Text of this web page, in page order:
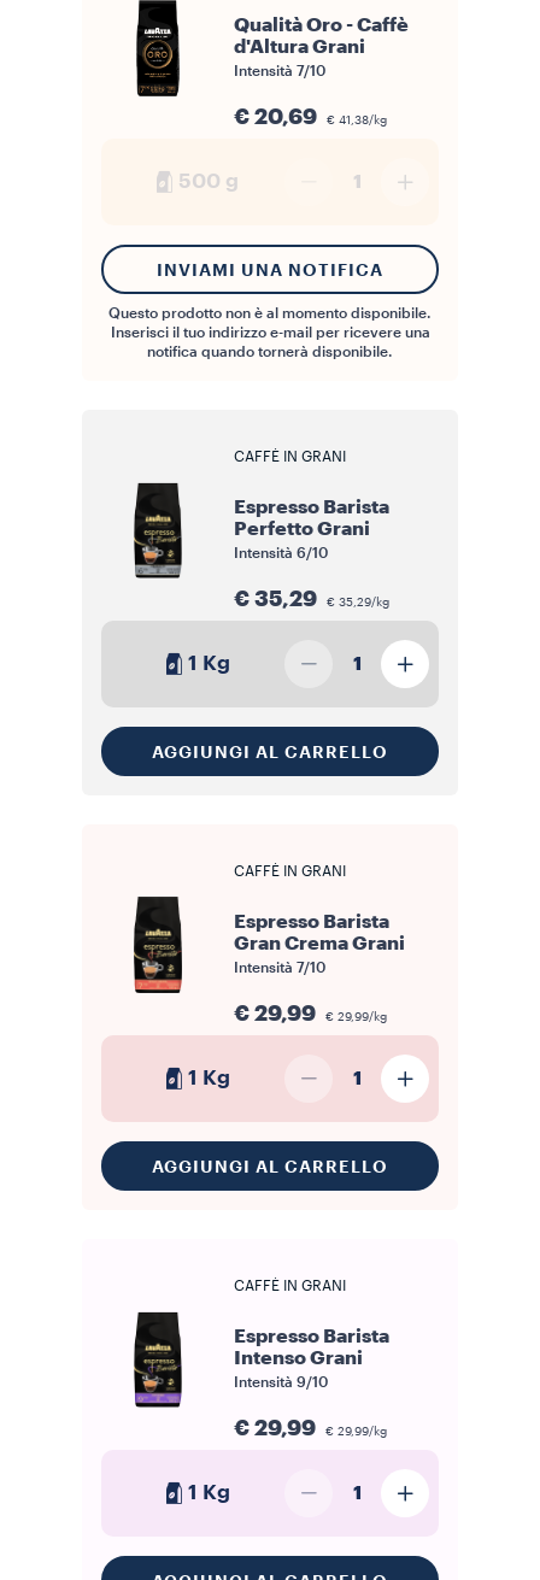
Qualità Oro - Caffè
d'Altura Grani
Intensità 7/10
€ 20,69 € 41,38/kg
500 g 1
INVIAMI UNA NOTIFICA
Questo prodotto non è al momento disponibile.
Inserisci il tuo indirizzo e-mail per ricevere una
notifica quando tornerà disponibile.
CAFFÈ IN GRANI
Espresso Barista
Perfetto Grani
Intensità 6/10
€ 35,29 € 35,29/kg
1 Kg 1
AGGIUNGI AL CARRELLO
CAFFÈ IN GRANI
Espresso Barista
Gran Crema Grani
Intensità 7/10
€ 29,99 € 29,99/kg
1 Kg 1
AGGIUNGI AL CARRELLO
CAFFÈ IN GRANI
Espresso Barista
Intenso Grani
Intensità 9/10
€ 29,99 € 29,99/kg
1 Kg 1